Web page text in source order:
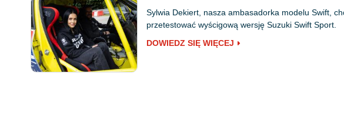
Sylwia Dekiert, nasza ambasadorka modelu Swift,
przetestować wyścigową wersję Suzuki Swift Sport.
DOWIEDZ SIĘ WIĘCEJ